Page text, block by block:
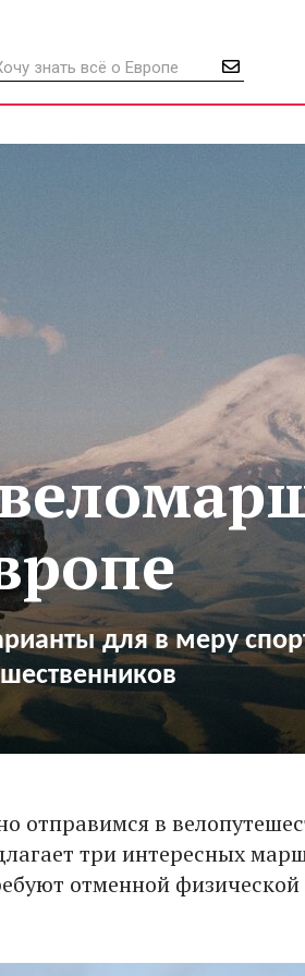
для в меру
отправимся в
три интересных
отменной физической